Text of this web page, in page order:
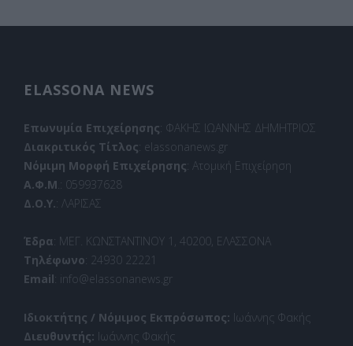
ELASSONA NEWS
Επωνυμία Επιχείρησης: ΦΑΚΗΣ ΙΩΑΝΝΗΣ ΔΗΜΗΤΡΙΟΣ
Διακριτικός Τίτλος: elassonanews.gr
Νόμιμη Μορφή Επιχείρησης: Ατομική Επιχείρηση
Α.Φ.Μ .: 059937628
Δ.Ο.Υ.: ΛΑΡΙΣΑΣ
Έδρα: ΜΕΓ. ΚΩΝΣΤΑΝΤΙΝΟΥ 1, 40200, ΕΛΑΣΣΟΝΑ
Τηλέφωνο: 24930 22221
Email: info@elassonanews.gr
Ιδιοκτήτης / Νόμιμος Εκπρόσωπος: Ιωάννης Φακής
Διευθυντής: Ιωάννης Φακής